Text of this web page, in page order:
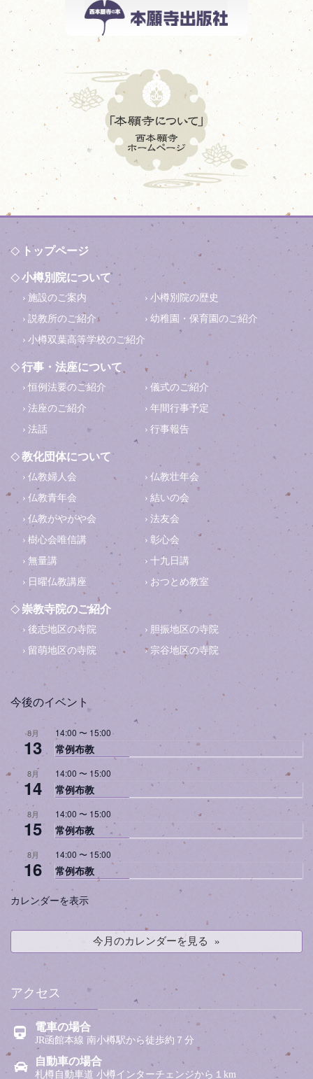
トップページ
小樽別院について
施設のご案内
小樽別院の歴史
説教所のご紹介
幼稚園・保育園のご紹介
小樽双葉高等学校のご紹介
行事・法座について
恒例法要のご紹介
儀式のご紹介
法座のご紹介
年間行事予定
法話
行事報告
教化団体について
仏教婦人会
仏教壮年会
仏教青年会
結いの会
仏教がやがや会
法友会
樹心会唯信講
彰心会
無量講
十九日講
日曜仏教講座
おつとめ教室
崇教寺院のご紹介
後志地区の寺院
胆振地区の寺院
留萌地区の寺院
宗谷地区の寺院
今後のイベント
8月
13
14:00 〜 15:00
常例布教
8月
14
14:00 〜 15:00
常例布教
8月
15
14:00 〜 15:00
常例布教
8月
16
14:00 〜 15:00
常例布教
カレンダーを表示
今月のカレンダーを見る
アクセス
電車の場合
JR函館本線 南小樽駅から徒歩約７分
自動車の場合
札樽自動車道 小樽インターチェンジから１km